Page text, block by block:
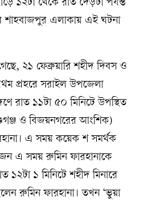
১২টা থেকে রাত দেড়টা পর্যন্ত
শাহবাজপুর এলাকায় এই ঘটনা
২১ ফেব্রুয়ারি শহীদ দিবস ও
প্রহরে সরাইল উপজেলা
রাত ১১টা ৫০ মিনিটে উপস্থিত
ও বিজয়নগরের আংশিক)
এ সময় কয়েক শ সমর্থক
এ সময় রুমিন ফারহানাকে
১২টা ১ মিনিটে শহীদ মিনারে
রুমিন ফারহানা। তখন ‘ভুয়া